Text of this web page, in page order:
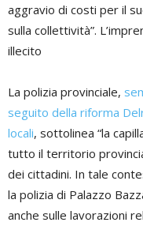
aggravio di costi per il
sulla collettività”.
illecito
La polizia provinciale,
seguito della riforma
locali, sottolinea “la
tutto il territorio
dei cittadini. In tale
la polizia di Palazzo
anche sulle lavorazioni